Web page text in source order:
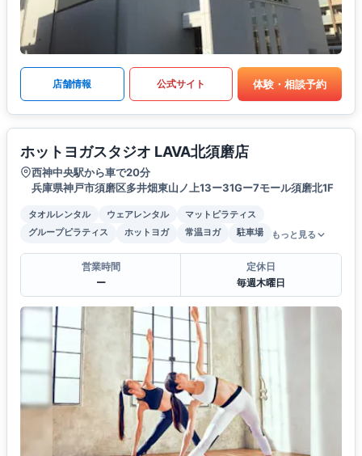
店舗情報 公式サイト 体験・相談予約
ホットヨガスタジオ LAVA北須磨店
西神中央駅から車で20分
兵庫県神戸市須磨区多井畑東山ノ上13ー31Gー7モール須磨北1F
タオルレンタル ウェアレンタル
マットピラティス
グループピラティス
ホットヨガ 常温ヨガ 駐車場 もっと見る
営業時間
ー
定休日
毎週木曜日